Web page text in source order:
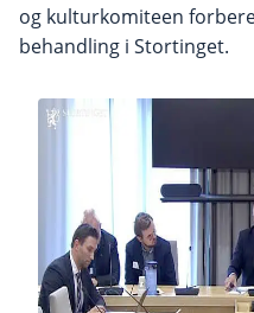
og kulturkomiteen
behandling i Stortinget.